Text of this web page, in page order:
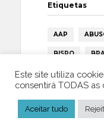
Etiquetas
AAP
BISPO
CIÊNCIA
ESPIRITISMO
Este site utiliza
consentirá TODAS as
Aceitar tudo